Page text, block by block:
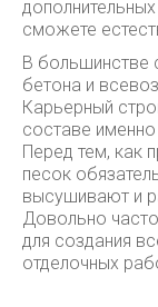
сможете
В большинстве
бетона и
Карьерный
составе
Перед тем, как
песок
высушивают и
Довольно
для создания
отделочных